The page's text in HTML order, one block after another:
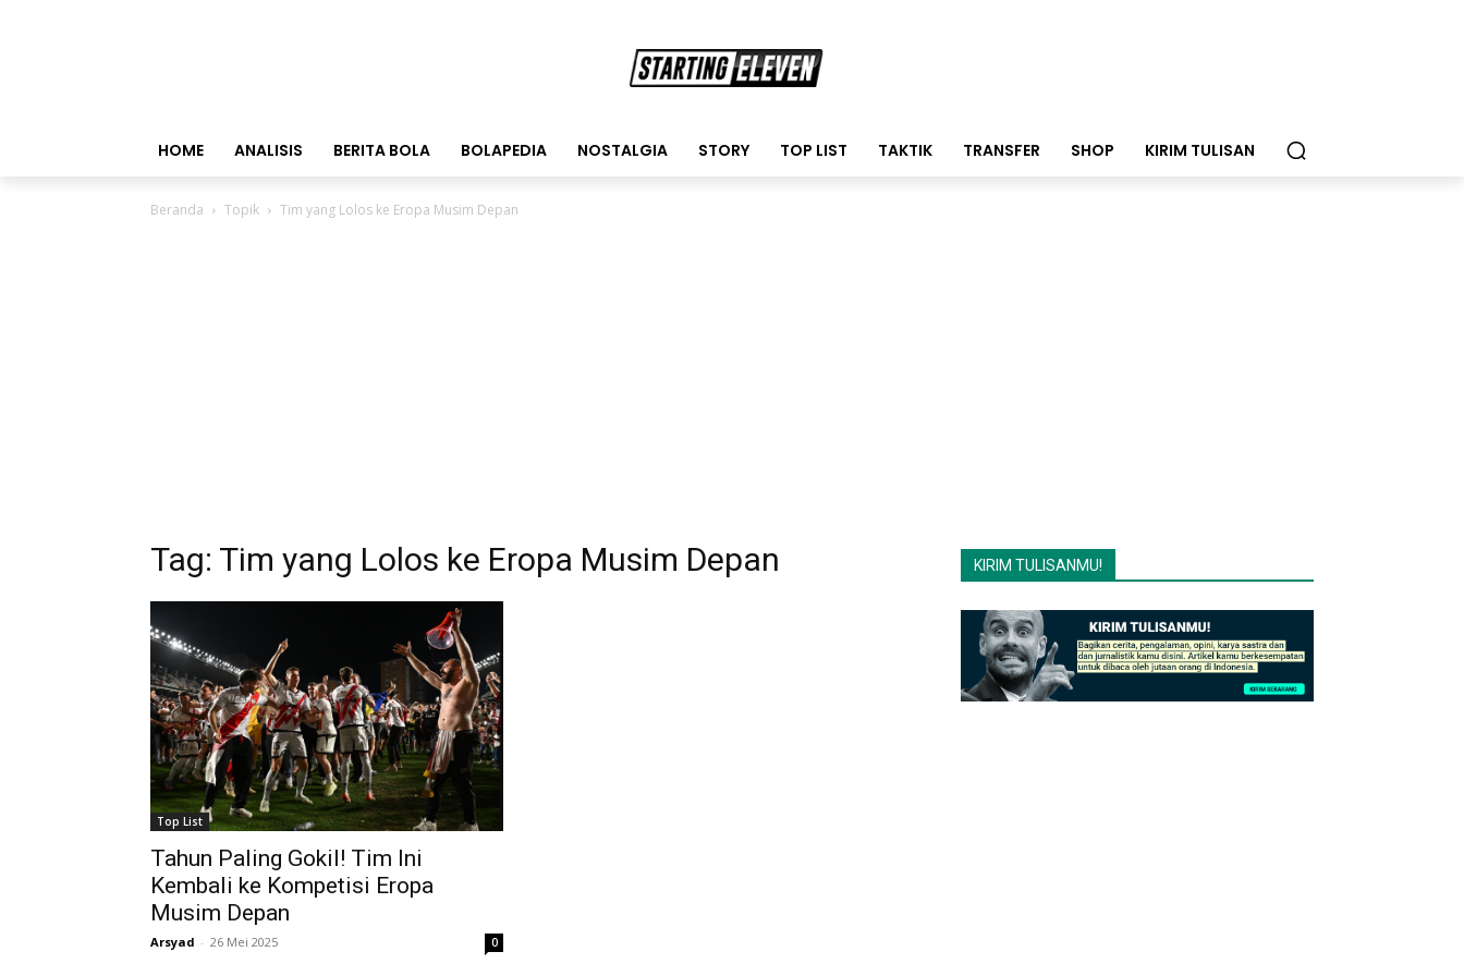
HOME ANALISIS BERITA BOLA BOLAPEDIA NOSTALGIA STORY TOP LIST TAKTIK TRANSFER SHOP KIRIM TULISAN
Beranda Topik Tim yang Lolos ke Eropa Musim Depan
Tag: Tim yang Lolos ke Eropa Musim Depan
Top List
Tahun Paling Gokil! Tim Ini
Kembali ke Kompetisi Eropa
Musim Depan
Arsyad - 26 Mei 2025 0
KIRIM TULISANMU!